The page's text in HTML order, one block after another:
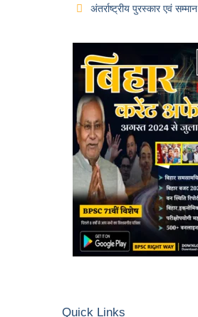
अंतर्राष्ट्रीय पुरस्कार एवं सम्मान
Quick Links